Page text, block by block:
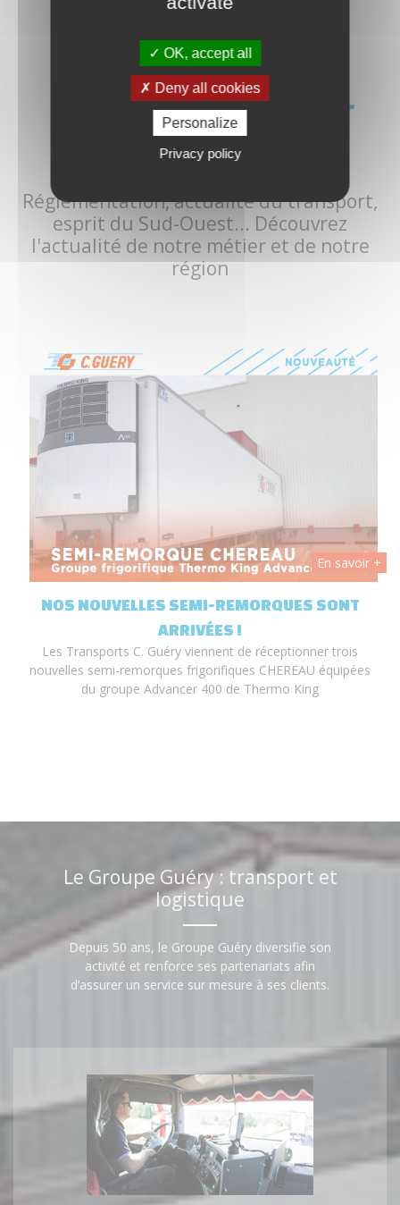
TRANSPORT, LOGISTIQUE ET
GRAND SUD-OUEST :
Réglementation, actualité du transport,
esprit du Sud-Ouest... Découvrez
l'actualité de notre métier et de notre
région
En savoir +
NOS NOUVELLES SEMI-REMORQUES SONT
ARRIVÉES !
Les Transports C. Guéry viennent de réceptionner trois
nouvelles semi-remorques frigorifiques CHEREAU équipées
du groupe Advancer 400 de Thermo King
Le Groupe Guéry : transport et
logistique
Depuis 50 ans, le Groupe Guéry diversifie son
activité et renforce ses partenariats afin
d’assurer un service sur mesure à ses clients.
OK, accept all
Deny all cookies
Personalize
Privacy policy